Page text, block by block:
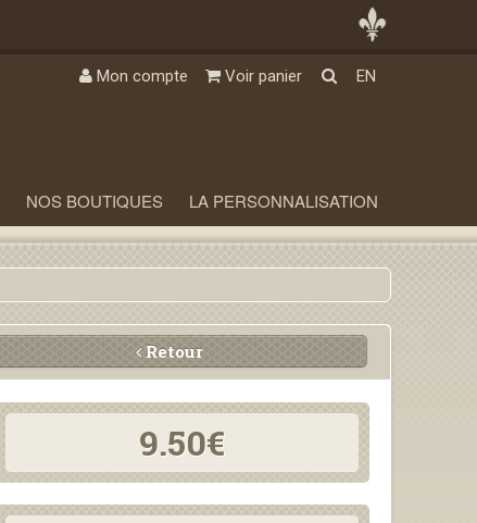
EN
Mon compte Voir panier
NOS BOUTIQUES LA PERSONNALISATION
Retour
9.50€